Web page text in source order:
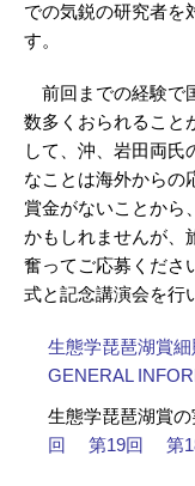
での気鋭の研究者を
す。
前回までの経験で
数多くおられること
して、沖、岩田両氏
なことは海外からの
賞金がないことから
かもしれませんが、
奮ってご応募くださ
式と記念講演会を行
生態学琵琶湖賞細
GENERAL
生態学琵琶湖賞の
回
第19回 第